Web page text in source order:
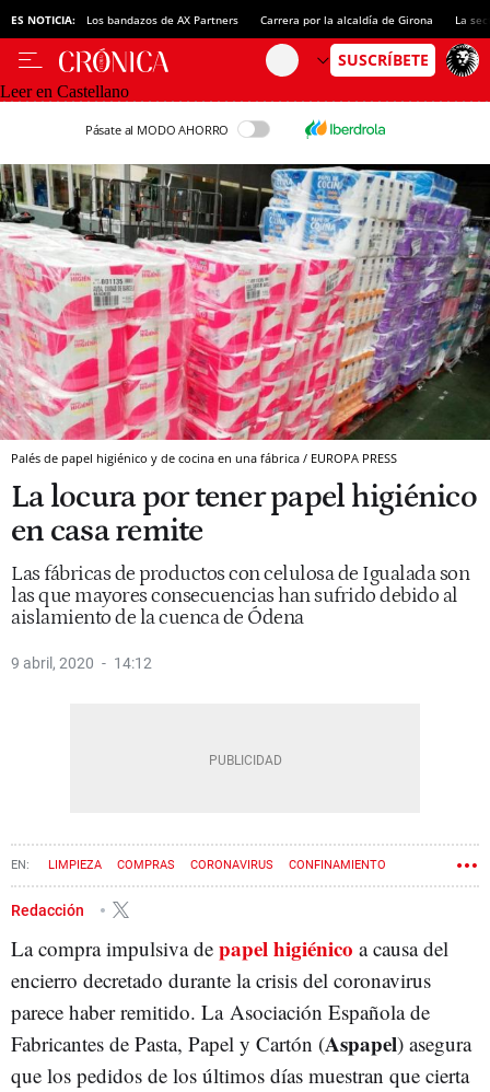
ES NOTICIA: Los bandazos de AX Partners Carrera por la alcaldía de Girona La
Leer en Castellano
Pásate al MODO AHORRO
Palés de papel higiénico y de cocina en una fábrica / EUROPA PRESS
La locura por tener papel higiénico
en casa remite
Las fábricas de productos con celulosa de Igualada son
las que mayores consecuencias han sufrido debido al
aislamiento de la cuenca de Ódena
9 abril, 2020 14:12
LIMPIEZA COMPRAS CORONAVIRUS CONFINAMIENTO
ESTADO DE ALARMA
Redacción
La compra impulsiva de papel higiénico a causa del
encierro decretado durante la crisis del coronavirus
parece haber remitido. La Asociación Española de
Fabricantes de Pasta, Papel y Cartón (Aspapel) asegura
que los pedidos de los últimos días muestran que cierta